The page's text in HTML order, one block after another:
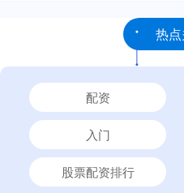
热
配资
入门
股票配资排行